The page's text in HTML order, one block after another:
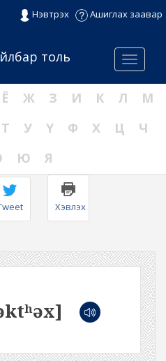
Нэвтрэх Ашиглах заавар
Menu
толь
Ё Ж З И К Л
М
Т У Ү Ф Х Ц
Ч
Ю Я
Хэвлэх